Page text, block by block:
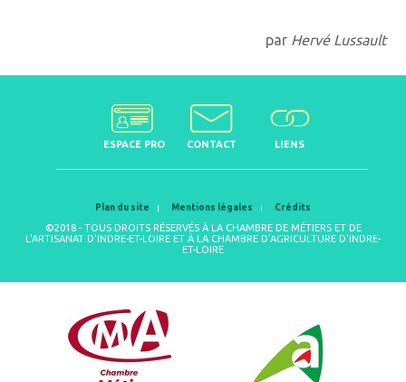
par Hervé Lussault
ESPACE PRO CONTACT LIENS
Plan du site Mentions légales Crédits
©2018 - TOUS DROITS RÉSERVÉS À LA CHAMBRE DE MÉTIERS ET DE
L'ARTISANAT D'INDRE-ET-LOIRE ET À LA CHAMBRE D'AGRICULTURE D'INDRE-
ET-LOIRE